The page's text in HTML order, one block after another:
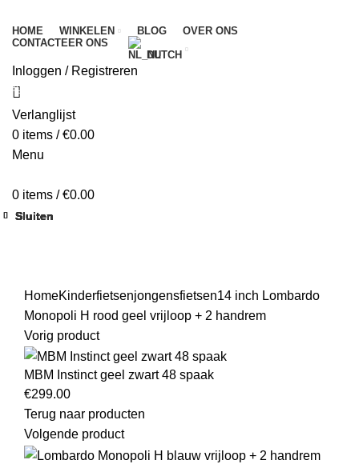
HOME WINKELEN BLOG
OVER ONS
CONTACTEER ONS
DUTCH
Inloggen / Registreren
Verlanglijst
0 items / €0.00
Menu
0 items / €0.00
HomeKinderfietsenjongensfietsen14 inch Lombardo
Monopoli H rood geel vrijloop + 2 handrem
Vorig product
MBM Instinct geel zwart 48 spaak
€299.00
Terug naar producten
Volgende product
Sluiten
Sluiten
Sluiten
Sluiten
Sluiten
Sluiten
Sluiten
Sluiten
Begin te typen om de producten te zien die je zoekt.